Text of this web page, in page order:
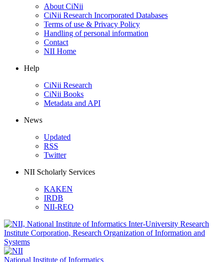
About CiNii
CiNii Research Incorporated Databases
Terms of use & Privacy Policy
Handling of personal information
Contact
NII Home
Help
CiNii Research
CiNii Books
Metadata and API
News
Updated
RSS
Twitter
NII Scholarly Services
KAKEN
IRDB
NII-REO
National Institute of Informatics